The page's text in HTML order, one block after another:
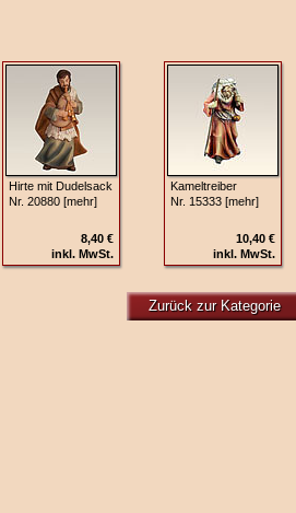
Hirte mit Dudelsack
Nr. 20880 [mehr]
8,40 €
inkl. MwSt.
Kameltreiber
Nr. 15333 [mehr]
10,40 €
inkl. MwSt.
Zurück zur Kategorie